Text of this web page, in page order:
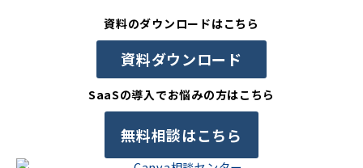
資料のダウンロードはこちら
資料ダウンロード
SaaSの導入でお悩みの方はこちら
無料相談はこちら